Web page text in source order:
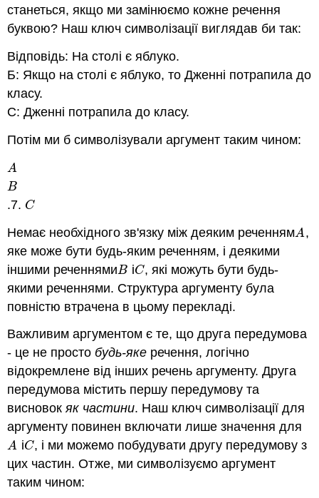
станеться, якщо ми замінюємо кожне речення
буквою? Наш ключ символізації виглядав би так:
Відповідь: На столі є яблуко.
Б: Якщо на столі є яблуко, то Дженні потрапила до
класу.
C: Дженні потрапила до класу.
Потім ми б символізували аргумент таким чином:
A
A
B
B
.7. C
C
Немає необхідного зв'язку між деяким реченнямA
A,
яке може бути будь-яким реченням, і деякими
іншими реченнямиB
B іC
C, які можуть бути будь-
якими реченнями. Структура аргументу була
повністю втрачена в цьому перекладі.
Важливим аргументом є те, що друга передумова
- це не просто будь-яке речення, логічно
відокремлене від інших речень аргументу. Друга
передумова містить першу передумову та
висновокяк частини. Наш ключ символізації для
аргументу повинен включати лише значення для
A
A іC
C, і ми можемо побудувати другу передумову з
цих частин. Отже, ми символізуємо аргумент
таким чином: